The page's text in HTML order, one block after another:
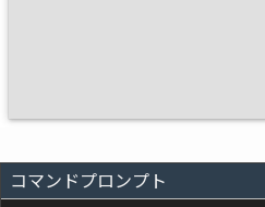
コマンドプロンプト